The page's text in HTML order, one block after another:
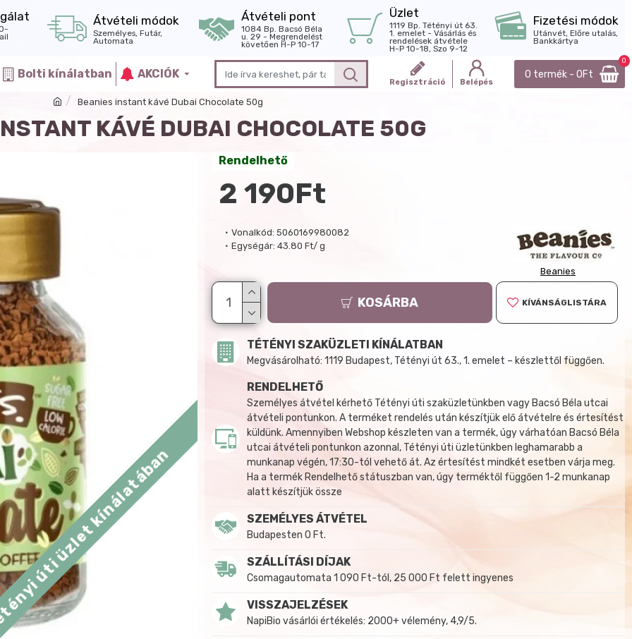
Átvételi módok
Személyes, Futár,
Automata
Átvételi pont
1084 Bp. Bacsó Béla
u. 29 - Megrendelést
követően H-P 10-17
Üzlet
1119 Bp. Tétényi út 63.
1. emelet - Vásárlás és
rendelések átvétele
H-P 10-18, Szo 9-12
Fizetési módok
Utánvét, Előre utalás,
Bankkártya
Bolti kínálatban AKCIÓK
Regisztráció Belépés
0 termék - 0Ft
0
Beanies instant kávé Dubai Chocolate 50g
KÁVÉ DUBAI CHOCOLATE 50G
üzlet kínálatában
Vonalkód: 5060169980082
Egységár: 43.80 Ft/ g
Beanies
Rendelhető
2 190Ft
KOSÁRBA KÍVÁNSÁGLISTÁRA
TÉTÉNYI SZAKÜZLETI KÍNÁLATBAN
Megvásárolható: 1119 Budapest, Tétényi út 63., 1. emelet – készlettől függően.
RENDELHETŐ
Személyes átvétel kérhető Tétényi úti szaküzletünkben vagy Bacsó Béla utcai
átvételi pontunkon. A terméket rendelés után készítjük elő átvételre és értesítést
küldünk. Amennyiben Webshop készleten van a termék, úgy várhatóan Bacsó Béla
utcai átvételi pontunkon azonnal, Tétényi úti üzletünkben leghamarabb a
munkanap végén, 17:30-tól vehető át. Az értesítést mindkét esetben várja meg.
Ha a termék Rendelhető státuszban van, úgy terméktől függően 1-2 munkanap
alatt készítjük össze
SZEMÉLYES ÁTVÉTEL
Budapesten 0 Ft.
SZÁLLÍTÁSI DÍJAK
Csomagautomata 1 090 Ft-tól, 25 000 Ft felett ingyenes
VISSZAJELZÉSEK
NapiBio vásárlói értékelés: 2000+ vélemény, 4,9/5.